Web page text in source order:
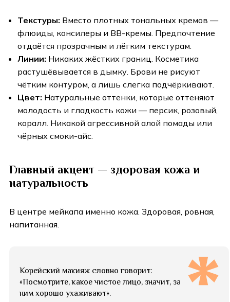
Текстуры: Вместо плотных тональных кремов —
флюиды, консилеры и ВВ-кремы. Предпочтение
отдаётся прозрачным и лёгким текстурам.
Линии: Никаких жёстких границ. Косметика
растушёвывается в дымку. Брови не рисуют
чётким контуром, а лишь слегка подчёркивают.
Цвет: Натуральные оттенки, которые оттеняют
молодость и гладкость кожи — персик, розовый,
коралл. Никакой агрессивной алой помады или
чёрных смоки-айс.
Главный акцент — здоровая кожа и
натуральность
В центре мейкапа именно кожа. Здоровая, ровная,
напитанная.
Корейский макияж словно говорит:
«Посмотрите, какое чистое лицо, значит, за
ним хорошо ухаживают».